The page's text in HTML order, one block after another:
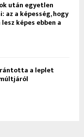
után egyetlen
a képesség, hogy
képes ebben a
a leplet